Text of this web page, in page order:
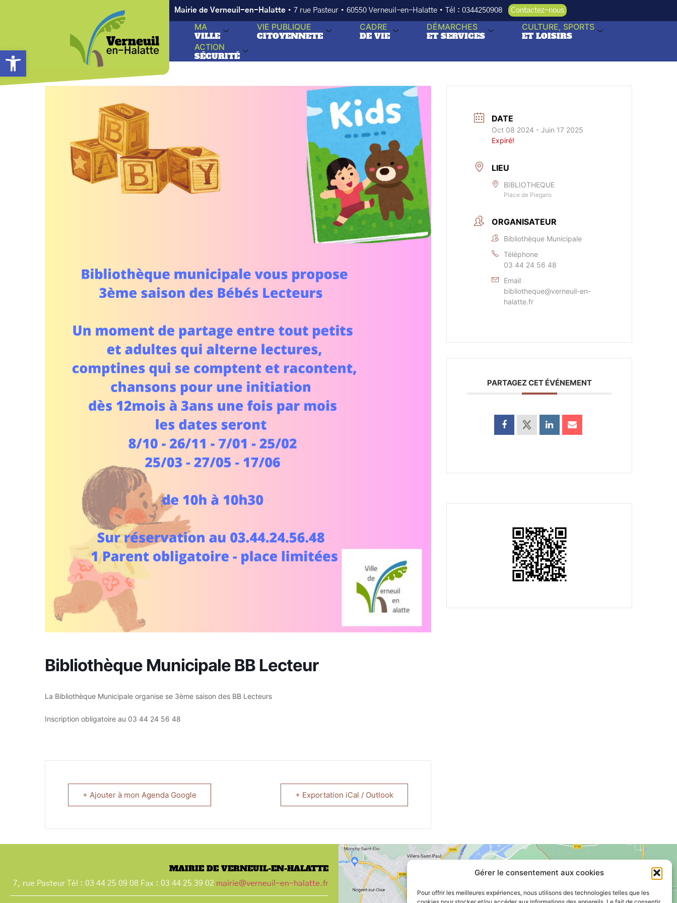
Ouvrir la barre d’outils
Gérer le consentement aux cookies
Pour offrir les meilleures expériences, nous utilisons des technologies telles que les
Mairie de Verneuil-en-Halatte • 7 rue Pasteur • 60550 Verneuil-en-Halatte • Tél : 0344250908 Contactez-nous
MA
VILLE
VIE PUBLIQUE
CITOYENNETE
CADRE
DE VIE
DÉMARCHES
ET SERVICES
CULTURE, SPORTS
ET LOISIRS
ACTION
SÉCURITÉ
Bibliothèque Municipale BB Lecteur
La Bibliothèque Municipale organise se 3ème saison des BB Lecteurs
Inscription obligatoire au 03 44 24 56 48
+ Ajouter à mon Agenda Google + Exportation iCal / Outlook
DATE
Oct 08 2024 - Juin 17 2025
Expiré!
LIEU
BIBLIOTHEQUE
Place de Piegaro
ORGANISATEUR
Bibliothèque Municipale
Téléphone
03 44 24 56 48
Email
bibliotheque@verneuil-en-
halatte.fr
PARTAGEZ CET ÉVÉNEMENT
MAIRIE DE VERNEUIL-EN-HALATTE
7, rue Pasteur Tél : 03 44 25 09 08 Fax : 03 44 25 39 02 mairie@verneuil-en-halatte.fr